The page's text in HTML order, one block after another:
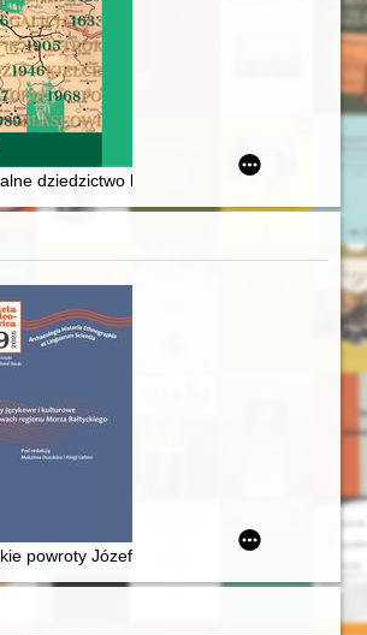
dziedzictwo kultury pasterskiej Beskidów
powroty Józefa Mackiewicza : transmisja